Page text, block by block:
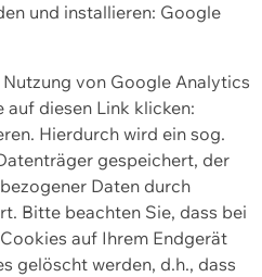
und installieren: Google
von Google Analytics
auf diesen Link klicken:
Hierdurch wird ein sog.
gespeichert, der
Daten durch
Bitte beachten Sie, dass bei
auf Ihrem Endgerät
gelöscht werden, d.h., dass